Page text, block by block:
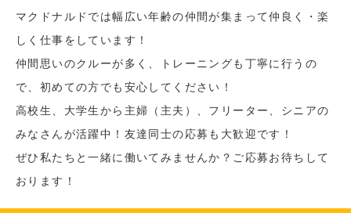
マクドナルドでは幅広い年齢の仲間が集まって仲良く・楽
しく仕事をしています！
仲間思いのクルーが多く、トレーニングも丁寧に行うの
で、初めての方でも安心してください！
高校生、大学生から主婦（主夫）、フリーター、シニアの
みなさんが活躍中！友達同士の応募も大歓迎です！
ぜひ私たちと一緒に働いてみませんか？ご応募お待ちして
おります！